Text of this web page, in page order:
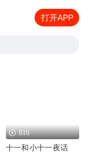
打开APP
816
十一和小十一夜话